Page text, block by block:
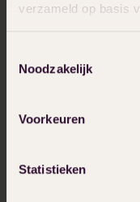
verzameld op basis
Noodzakelijk
Voorkeuren
Statistieken
cijfers en
Hoe
belangrijk om
Wat